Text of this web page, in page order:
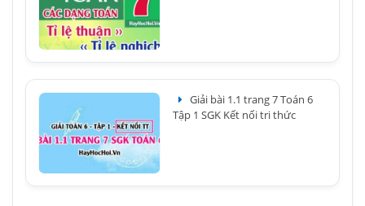
Giải bài 1.1 trang 7 Toán 6
Tập 1 SGK Kết nối tri thức